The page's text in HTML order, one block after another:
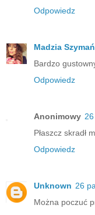
Odpowiedz
Madzia
Bardzo
Odpowiedz
Anonimowy
Płaszcz skradł
Odpowiedz
Unknown 26
Można poczuć